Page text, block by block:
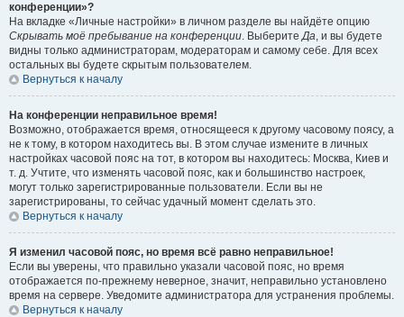
конференции»?
На вкладке «Личные настройки» в личном разделе вы найдёте опцию
Скрывать моё пребывание на конференции. ВыберитеДа, и вы будете
видны только администраторам, модераторам и самому себе. Для всех
остальных вы будете скрытым пользователем.
Вернуться к началу
На конференции неправильное время!
Возможно, отображается время, относящееся к другому часовому поясу, а
не к тому, в котором находитесь вы. В этом случае измените в личных
настройках часовой пояс на тот, в котором вы находитесь: Москва, Киев и
т. д. Учтите, что изменять часовой пояс, как и большинство настроек,
могут только зарегистрированные пользователи. Если вы не
зарегистрированы, то сейчас удачный момент сделать это.
Вернуться к началу
Я изменил часовой пояс, но время всё равно неправильное!
Если вы уверены, что правильно указали часовой пояс, но время
отображается по-прежнему неверное, значит, неправильно установлено
время на сервере. Уведомите администратора для устранения проблемы.
Вернуться к началу